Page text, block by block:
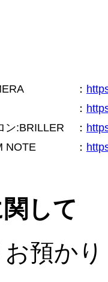
：
：
ン:BRILLER
：
NOTE
：
して
預か